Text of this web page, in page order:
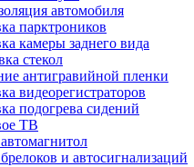
автомобиля
парктроников
камеры заднего вида
стекол
антигравийной пленки
видеорегистраторов
подогрева сидений
ТВ
и автосигнализаций